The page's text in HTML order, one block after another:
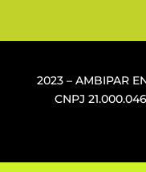
2023 – AMBIPAR
CNPJ